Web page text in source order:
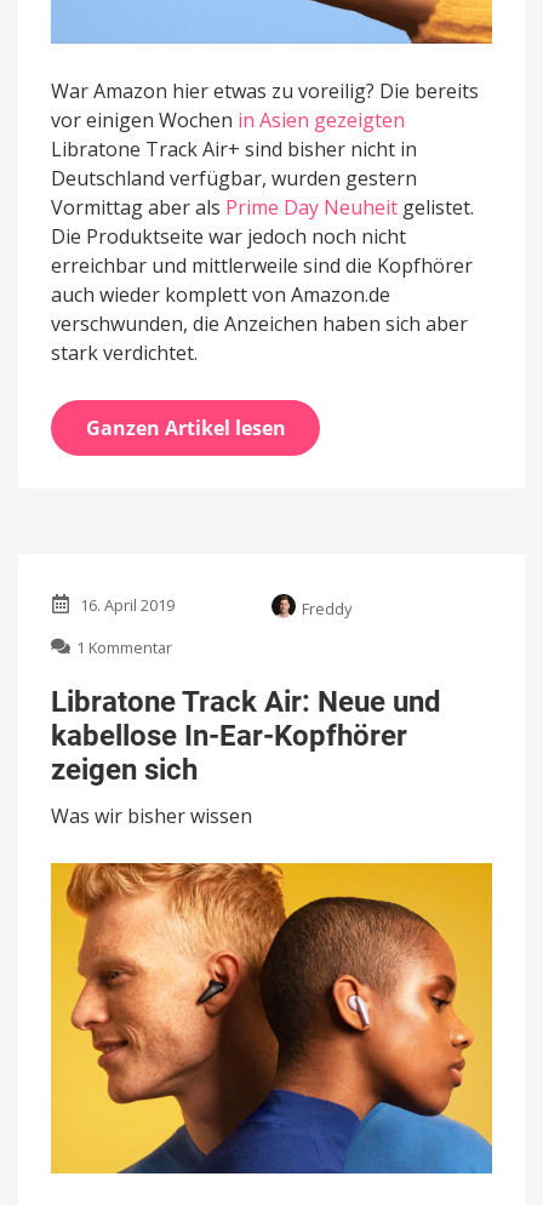
War Amazon hier etwas zu voreilig? Die bereits
vor einigen Wochen in Asien gezeigten
Libratone Track Air+ sind bisher nicht in
Deutschland verfügbar, wurden gestern
Vormittag aber als Prime Day Neuheit gelistet.
Die Produktseite war jedoch noch nicht
erreichbar und mittlerweile sind die Kopfhörer
auch wieder komplett von Amazon.de
verschwunden, die Anzeichen haben sich aber
stark verdichtet.
Ganzen Artikel lesen
16. April 2019
Freddy
1 Kommentar
Track
Air:
Neue
und
kabellose
In-
zeigen
sich
Libratone Track Air: Neue und
kabellose In-Ear-Kopfhörer
zeigen sich
Was wir bisher wissen